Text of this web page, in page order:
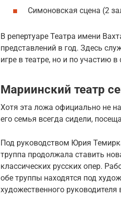
Симоновская сцена (2
В репертуаре Театра имени
представлений в год. Здесь
игре в театре, но и по участию
Мариинский театр
Хотя эта ложа официально не
его семья всегда сидели,
Под руководством Юрия
труппа продолжала ставить
классических русских опер.
обе труппы находятся под
художественного руководителя